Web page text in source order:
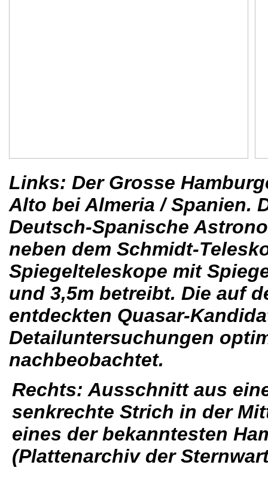
Links: Der Grosse
Alto bei Almeria / Spanien.
Deutsch-Spanische
neben dem Schmidt-
Spiegelteleskope mit
und 3,5m betreibt. Die auf
entdeckten Quasar-
Detailuntersuchungen
nachbeobachtet.
Rechts: Ausschnitt aus
senkrechte Strich in der
eines der bekanntesten
(Plattenarchiv der